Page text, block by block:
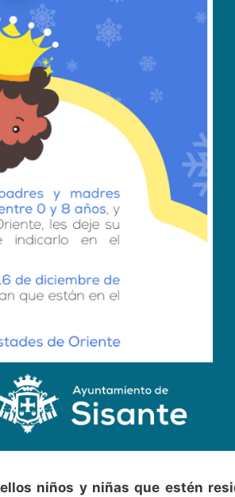
niños y niñas que estén